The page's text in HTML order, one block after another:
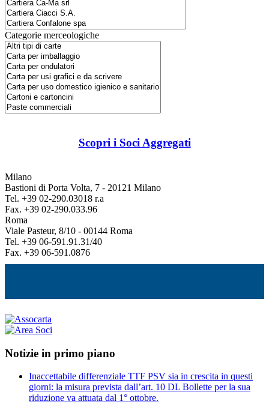
Categorie merceologiche
Scopri i Soci Aggregati
Milano
Bastioni di Porta Volta, 7 - 20121 Milano
Tel. +39 02-290.03018 r.a
Fax. +39 02-290.033.96
Roma
Viale Pasteur, 8/10 - 00144 Roma
Tel. +39 06-591.91.31/40
Fax. +39 06-591.0876
Notizie in primo piano
Inaccettabile differenziale TTF PSV sia in crescita in questi
giorni: la misura prevista dall’art. 10 DL Bollette per la sua
riduzione va attuata dal 1° ottobre.